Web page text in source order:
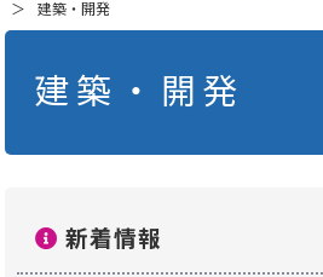
建築・開発
建築・開発
新着情報